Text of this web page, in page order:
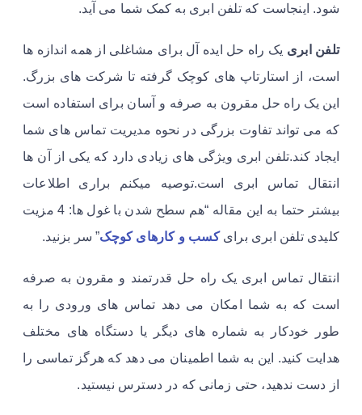
شود. اینجاست که تلفن ابری به کمک شما می آید.
تلفن ابرییک راه حل ایده آل برای مشاغلی از همه اندازه ها
است، از استارتاپ های کوچک گرفته تا شرکت های بزرگ.
این یک راه حل مقرون به صرفه و آسان برای استفاده است
که می تواند تفاوت بزرگی در نحوه مدیریت تماس های شما
ایجاد کند.تلفن ابری ویژگی های زیادی دارد که یکی از آن ها
انتقال تماس ابری است.توصیه میکنم براری اطلاعات
بیشتر حتما به این مقاله “هم سطح شدن با غول ها: 4 مزیت
کلیدی تلفن ابری برایکسب و کارهای کوچک” سر بزنید.
انتقال تماس ابری یک راه حل قدرتمند و مقرون به صرفه
است که به شما امکان می دهد تماس های ورودی را به
طور خودکار به شماره های دیگر یا دستگاه های مختلف
هدایت کنید. این به شما اطمینان می دهد که هرگز تماسی را
از دست ندهید، حتی زمانی که در دسترس نیستید.